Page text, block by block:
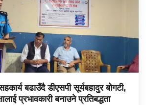
बढाउँदै डीएसपी सूर्यबहादुर बोगटी,
प्रभावकारी बनाउने प्रतिबद्धता